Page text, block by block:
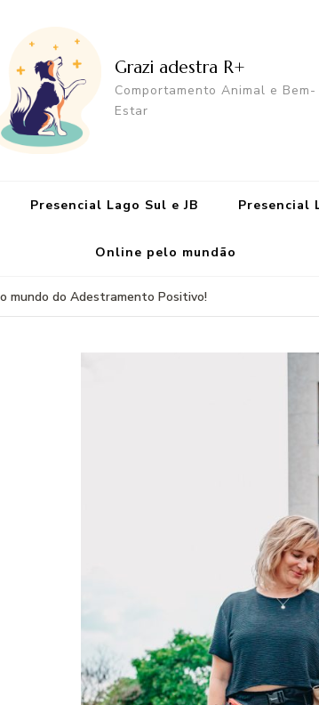
Grazi adestra R+
Comportamento Animal e Bem-
Estar
Presencial Lago Sul e JB Presencial
Online pelo mundão
mundo do Adestramento Positivo!